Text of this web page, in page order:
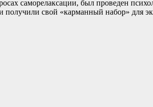
саморелаксации, был проведен
получили свой «карманный набор» для